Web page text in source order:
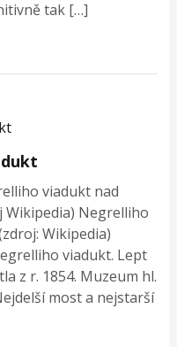
tak […]
viadukt nad
Wikipedia) Negrelliho
Wikipedia)
viadukt. Lept
z r. 1854. Muzeum hl.
most a nejstarší